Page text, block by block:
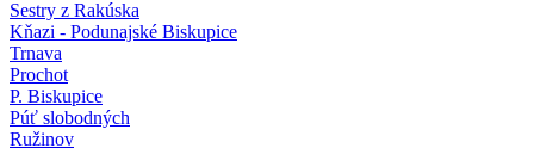
Sestry z Rakúska
Kňazi - Podunajské Biskupice
Trnava
Prochot
P. Biskupice
Púť slobodných
Ružinov